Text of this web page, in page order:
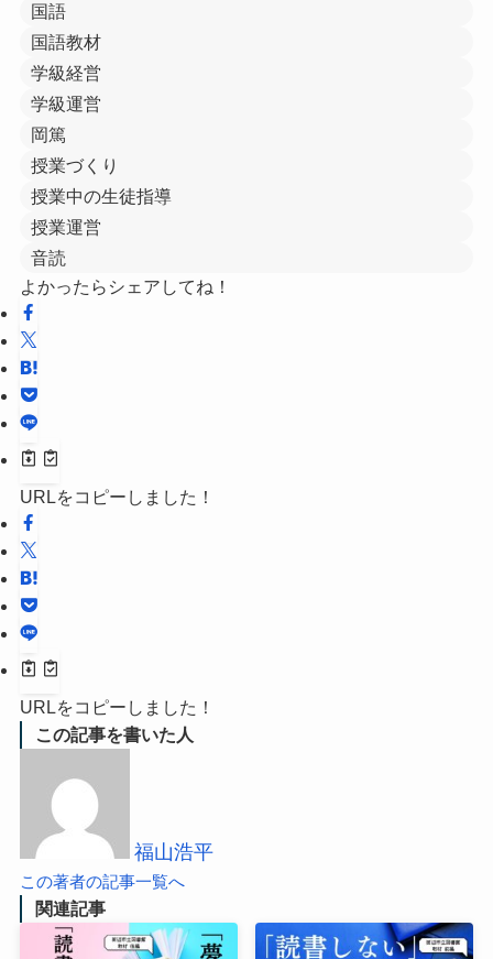
国語
国語教材
学級経営
学級運営
岡篤
授業づくり
授業中の生徒指導
授業運営
音読
よかったらシェアしてね！
URLをコピーしました！
URLをコピーしました！
この記事を書いた人
福山浩平
この著者の記事一覧へ
関連記事